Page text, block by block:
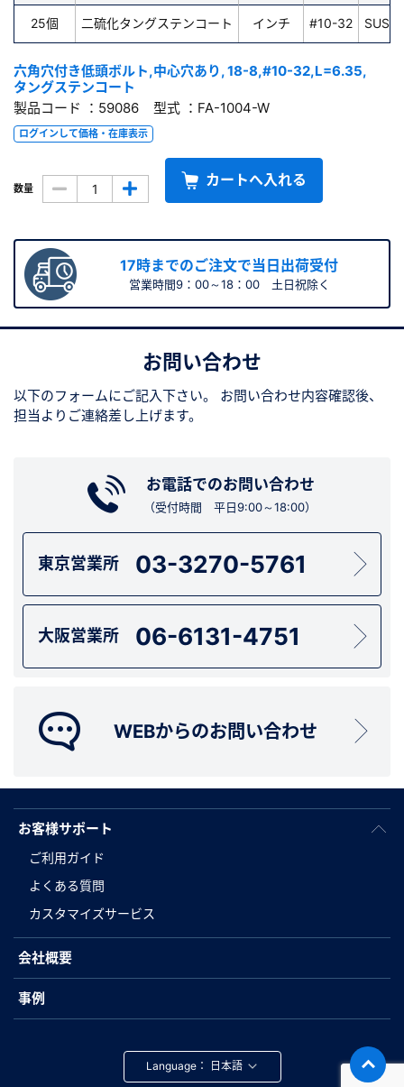
25個 二硫化タングステンコート インチ #10-32 SUS
六角穴付き低頭ボルト,中心穴あり, 18-8,#10-32,L=6.35,
タングステンコート
製品コード ：59086 型式 ：FA-1004-W
ログインして価格・在庫表示
数量 カートへ入れる
17時までのご注文で当日出荷受付
営業時間9：00～18：00 土日祝除く
お問い合わせ
以下のフォームにご記入下さい。
お問い合わせ内容確認後、
担当よりご連絡差し上げます。
お電話でのお問い合わせ
（受付時間 平日9:00～18:00）
東京営業所 03-3270-5761
大阪営業所 06-6131-4751
WEBからのお問い合わせ
お客様サポート
ご利用ガイド
よくある質問
カスタマイズサービス
会社概要
事例
Language：